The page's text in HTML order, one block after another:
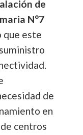
de
N°7
que este
de
en
centros